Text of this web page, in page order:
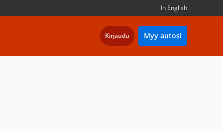
In English
Kirjaudu Myy autosi